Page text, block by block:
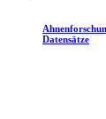
Datensätze